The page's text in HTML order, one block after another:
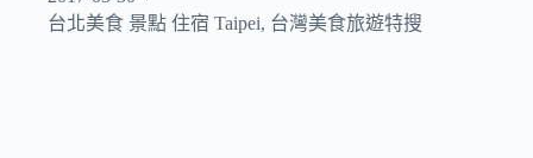
台北美食 景點 住宿 Taipei, 台灣美食旅遊特搜